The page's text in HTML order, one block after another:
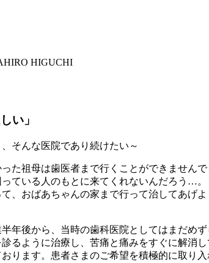
HIGUCHI
い」
そんな医院であり続けたい～
た祖母は歯医者まで行くことができません
っている人のもとに来てくれないんだろう…。
、おばあちゃんの家まで行って治してあげよ
年後から、当時の歯科医院としてはまだめ
診るように治療し、苦痛と痛みをすぐに解
ります。患者さまのご希望を積極的に取り